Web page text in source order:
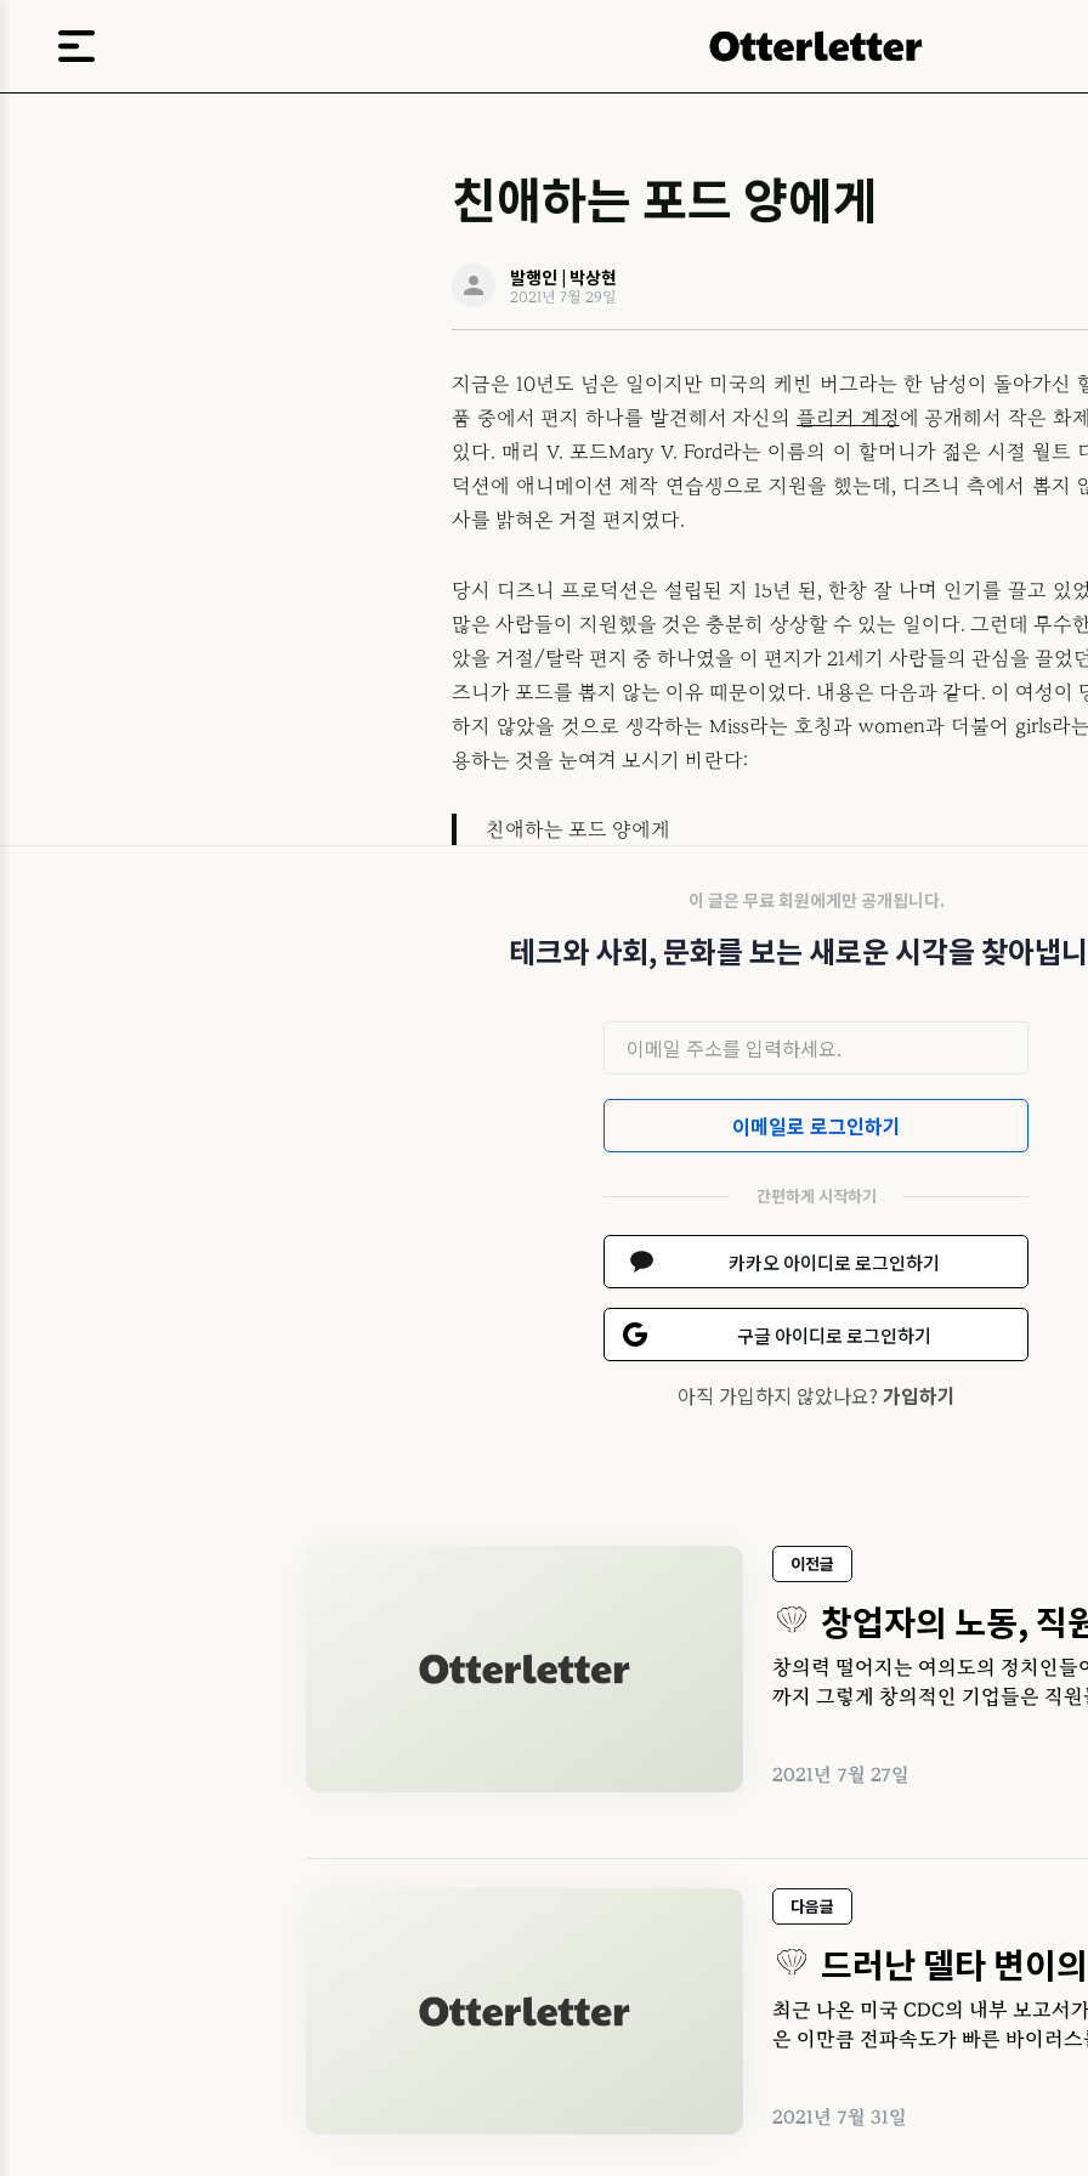
친애하는 포드 양에게
발행인 | 박상현
2021년 7월 29일
지금은 10년도 넘은 일이지만 미국의 케빈 버그라는 한 남성이 돌아가신
품 중에서 편지 하나를 발견해서 자신의 플리커 계정 에 공개해서 작은 화
있다. 매리 V. 포드Mary V. Ford라는 이름의 이 할머니가 젊은 시절 월트
덕션에 애니메이션 제작 연습생으로 지원을 했는데, 디즈니 측에서 뽑지
사를 밝혀온 거절 편지였다.
당시 디즈니 프로덕션은 설립된 지 15년 된, 한창 잘 나며 인기를 끌고 있
많은 사람들이 지원했을 것은 충분히 상상할 수 있는 일이다. 그런데 무수
았을 거절/탈락 편지 중 하나였을 이 편지가 21세기 사람들의 관심을 끌었
즈니가 포드를 뽑지 않는 이유 때문이었다. 내용은 다음과 같다. 이 여성이
하지 않았을 것으로 생각하는 Miss라는 호칭과 women과 더불어 girls라
용하는 것을 눈여겨 보시기 바란다:
친애하는 포드 양에게
이 글은 무료 회원에게만 공개됩니다.
테크와 사회, 문화를 보는 새로운 시각을 찾아냅
이메일로 로그인하기
간편하게 시작하기
카카오 아이디로 로그인하기
구글 아이디로 로그인하기
아직 가입하지 않았나요? 가입하기
이전글
창업자의 노동, 직
창의력 떨어지는 여의도의 정치인들
까지 그렇게 창의적인 기업들은 직원
2021년 7월 27일
다음글
드러난 델타 변이
최근 나온 미국 CDC의 내부 보고서
은 이만큼 전파속도가 빠른 바이러
2021년 7월 31일